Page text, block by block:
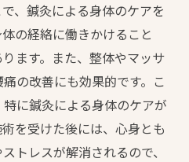
、鍼灸による身体のケアを
の経絡に働きかけること
ます。また、整体やマッサ
の改善にも効果的です。こ
に鍼灸による身体のケアが
を受けた後には、心身とも
トレスが解消されるので、